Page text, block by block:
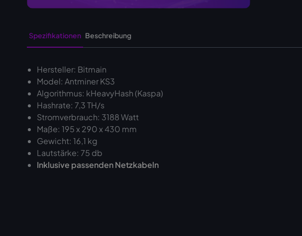
Spezifikationen Beschreibung
Hersteller: Bitmain
Model: Antminer KS3
Algorithmus: kHeavyHash (Kaspa)
Hashrate: 7,3 TH/s
Stromverbrauch: 3188 Watt
Maße: 195 x 290 x 430 mm
Gewicht: 16,1 kg
Lautstärke: 75 db
‍Inklusive passenden Netzkabeln